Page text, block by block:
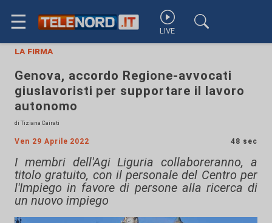
☰ LIVE
la firma
Genova, accordo Regione-avvocati
giuslavoristi per supportare il lavoro
autonomo
di Tiziana Cairati
Ven 29 Aprile 2022 48 sec
I membri dell'Agi Liguria collaboreranno, a
titolo gratuito, con il personale del Centro per
l'Impiego in favore di persone alla ricerca di
un nuovo impiego